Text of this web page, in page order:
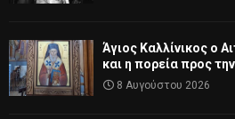
Άγιος Καλλίνικος ο
και η πορεία προς
8 Αυγούστου 2026